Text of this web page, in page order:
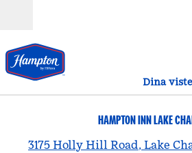
Dina
HAMPTON INN LAKE
3175 Holly Hill Road, Lake